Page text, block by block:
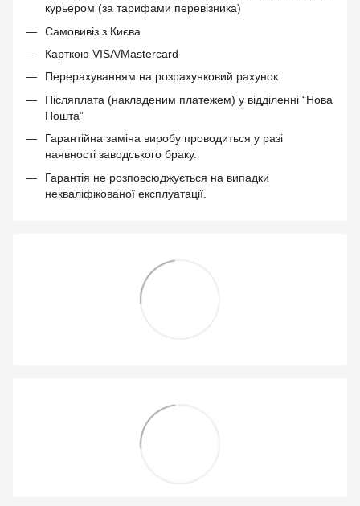
курьером (за тарифами перевізника)
Самовивіз з Києва
Карткою VISA/Mastercard
Перерахуванням на розрахунковий рахунок
Післяплата (накладеним платежем) у відділенні “Нова
Пошта”
Гарантійна заміна виробу проводиться у разі
наявності заводського браку.
Гарантія не розповсюджується на випадки
некваліфікованої експлуатації.